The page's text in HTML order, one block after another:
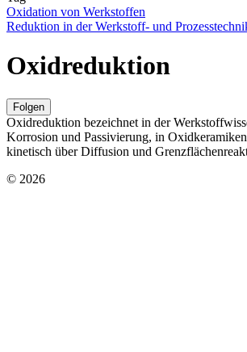
Oxidation von Werkstoffen
Reduktion in der Werkstoff- und
Oxidreduktion
Folgen
Oxidreduktion bezeichnet in der
Korrosion und Passivierung, in
kinetisch über Diffusion und
© 2026